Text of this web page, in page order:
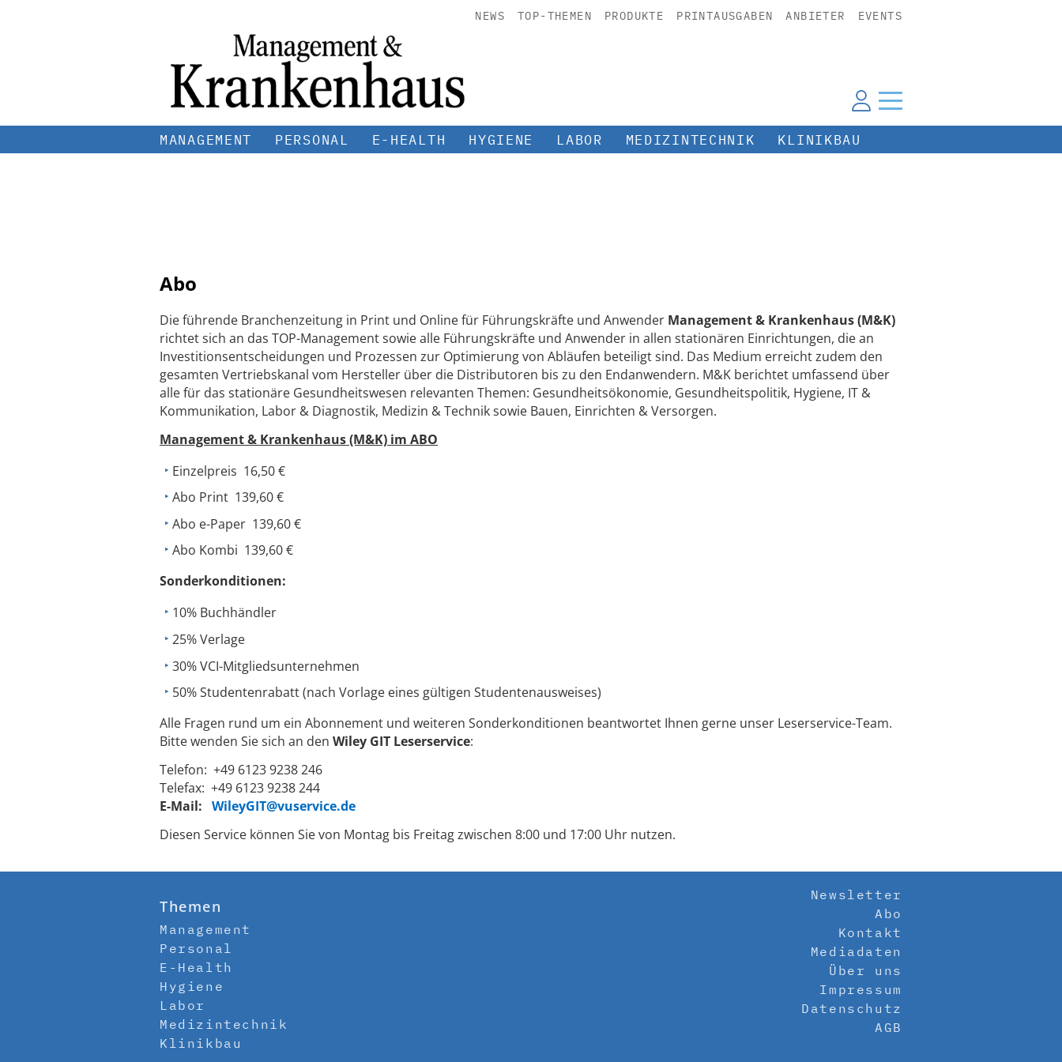
NEWS TOP-THEMEN PRODUKTE PRINTAUSGABEN ANBIETER EVENTS
MANAGEMENT PERSONAL E-HEALTH HYGIENE LABOR MEDIZINTECHNIK KLINIKBAU
Abo
Die führende Branchenzeitung in Print und Online für Führungskräfte und Anwender Management & Krankenhaus (M&K)
richtet sich an das TOP-Management sowie alle Führungskräfte und Anwender in allen stationären Einrichtungen, die an
Investitionsentscheidungen und Prozessen zur Optimierung von Abläufen beteiligt sind. Das Medium erreicht zudem den
gesamten Vertriebskanal vom Hersteller über die Distributoren bis zu den Endanwendern. M&K berichtet umfassend über
alle für das stationäre Gesundheitswesen relevanten Themen: Gesundheitsökonomie, Gesundheitspolitik, Hygiene, IT &
Kommunikation, Labor & Diagnostik, Medizin & Technik sowie Bauen, Einrichten & Versorgen.
Management & Krankenhaus (M&K) im ABO
Einzelpreis 16,50 €
Abo Print 139,60 €
Abo e-Paper 139,60 €
Abo Kombi 139,60 €
Sonderkonditionen:
10% Buchhändler
25% Verlage
30% VCI-Mitgliedsunternehmen
50% Studentenrabatt (nach Vorlage eines gültigen Studentenausweises)
Alle Fragen rund um ein Abonnement und weiteren Sonderkonditionen beantwortet Ihnen gerne unser Leserservice-Team.
Bitte wenden Sie sich an den Wiley GIT Leserservice:
Telefon: +49 6123 9238 246
Telefax: +49 6123 9238 244
E-Mail: WileyGIT@vuservice.de
Diesen Service können Sie von Montag bis Freitag zwischen 8:00 und 17:00 Uhr nutzen.
Themen
Management
Personal
E-Health
Hygiene
Labor
Medizintechnik
Klinikbau
Newsletter
Abo
Kontakt
Mediadaten
Über uns
Impressum
Datenschutz
AGB